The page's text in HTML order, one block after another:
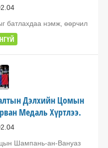
батлахдаа нэмж, өөрчил
Дэлхийн Цомын
Медаль Хүртлээ.
Шампань-ан-Вануаз